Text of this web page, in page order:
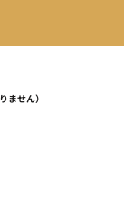
ません）